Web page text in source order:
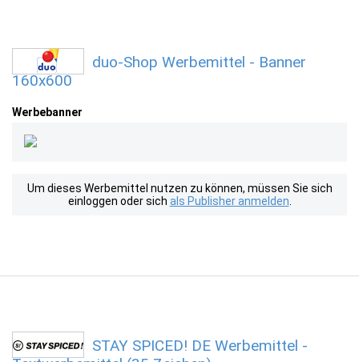
duo-Shop Werbemittel - Banner
160x600
Werbebanner
Um dieses Werbemittel nutzen zu können, müssen Sie sich
einloggen oder sich als Publisher anmelden
STAY SPICED! DE Werbemittel -